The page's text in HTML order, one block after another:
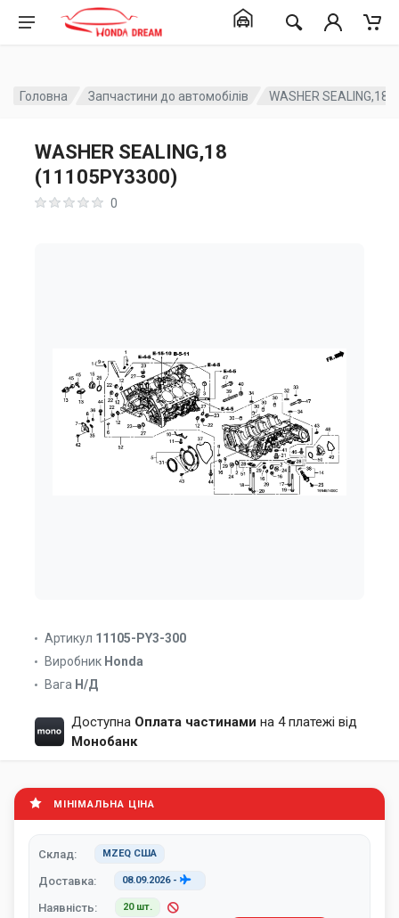
Головна Запчастини до автомобілів WASHER SEALING,18
WASHER SEALING,18
(11105PY3300)
0
Артикул 11105-PY3-300
Виробник Honda
Вага Н/Д
Доступна Оплата частинами на 4 платежі від
Монобанк
МІНІМАЛЬНА ЦІНА
Склад: MZEQ США
Доставка: 08.09.2026-
Наявність: 20 шт.